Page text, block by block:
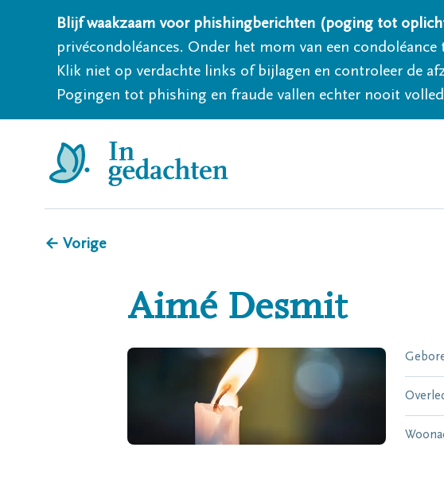
Blijf waakzaam voor phishingberichten (poging tot
privécondoléances. Onder het mom van een
Klik niet op verdachte links of bijlagen en controleer de
Pogingen tot phishing en fraude vallen echter nooit
← Vorige
Aimé Desmit